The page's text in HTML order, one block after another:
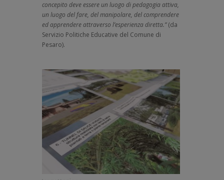
concepito deve essere un luogo di pedagogia attiva,
un luogo del fare, del manipolare, del comprendere
ed apprendere attraverso l’esperienza diretta.”(da
Servizio Politiche Educative del Comune di
Pesaro).